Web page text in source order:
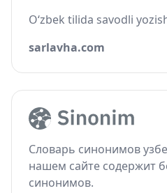
O‘zbek tilida savodli
sarlavha.com
Словарь синонимов
нашем сайте содержит
синонимов.